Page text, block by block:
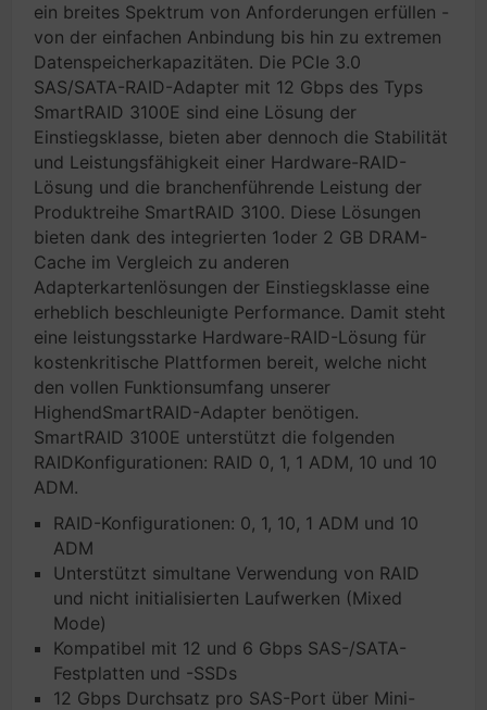
ein breites Spektrum von Anforderungen erfüllen -
von der einfachen Anbindung bis hin zu extremen
Datenspeicherkapazitäten. Die PCIe 3.0
SAS/SATA-RAID-Adapter mit 12 Gbps des Typs
SmartRAID 3100E sind eine Lösung der
Einstiegsklasse, bieten aber dennoch die Stabilität
und Leistungsfähigkeit einer Hardware-RAID-
Lösung und die branchenführende Leistung der
Produktreihe SmartRAID 3100. Diese Lösungen
bieten dank des integrierten 1oder 2 GB DRAM-
Cache im Vergleich zu anderen
Adapterkartenlösungen der Einstiegsklasse eine
erheblich beschleunigte Performance. Damit steht
eine leistungsstarke Hardware-RAID-Lösung für
kostenkritische Plattformen bereit, welche nicht
den vollen Funktionsumfang unserer
HighendSmartRAID-Adapter benötigen.
SmartRAID 3100E unterstützt die folgenden
RAIDKonfigurationen: RAID 0, 1, 1 ADM, 10 und 10
ADM.
RAID-Konfigurationen: 0, 1, 10, 1 ADM und 10
ADM
Unterstützt simultane Verwendung von RAID
und nicht initialisierten Laufwerken (Mixed
Mode)
Kompatibel mit 12 und 6 Gbps SAS-/SATA-
Festplatten und -SSDs
12 Gbps Durchsatz pro SAS-Port über Mini-